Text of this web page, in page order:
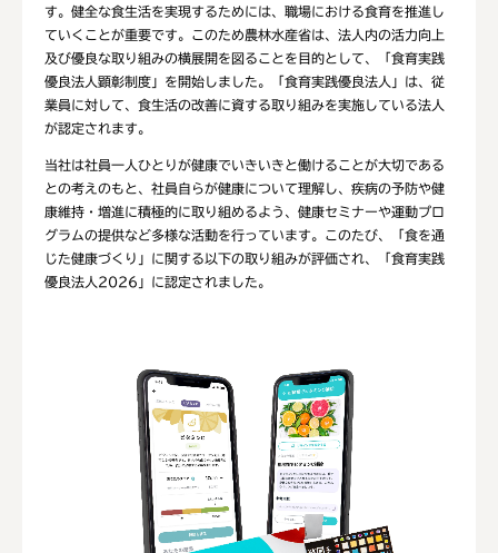
す。健全な食生活を実現するためには、職場における食育を推進し
ていくことが重要です。このため農林水産省は、法人内の活力向上
及び優良な取り組みの横展開を図ることを目的として、「食育実践
優良法人顕彰制度」を開始しました。「食育実践優良法人」は、従
業員に対して、食生活の改善に資する取り組みを実施している法人
が認定されます。
当社は社員一人ひとりが健康でいきいきと働けることが大切である
との考えのもと、社員自らが健康について理解し、疾病の予防や健
康維持・増進に積極的に取り組めるよう、健康セミナーや運動プロ
グラムの提供など多様な活動を行っています。このたび、「食を通
じた健康づくり」に関する以下の取り組みが評価され、「食育実践
優良法人2026」に認定されました。